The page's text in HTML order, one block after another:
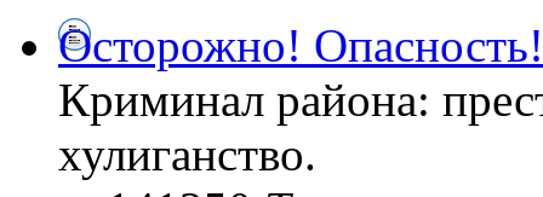
Осторожно! Опасность!
Криминал района:
хулиганство.